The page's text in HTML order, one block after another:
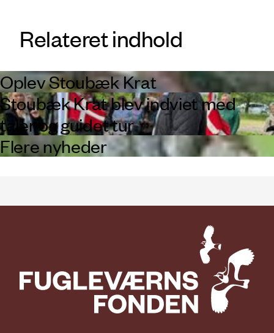
Relateret indhold
Oplev Stoubæk Krat
Stoubæk Krat blev indviet med
taler og guidet tur
Flere nyheder